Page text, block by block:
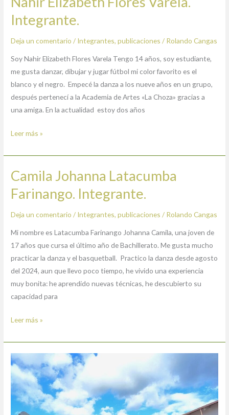
Integrante.
Deja un comentario / Integrantes,publicaciones / Rolando Cangas
Soy Nahir Elizabeth Flores Varela Tengo 14 años, soy estudiante,
me gusta danzar, dibujar y jugar fútbol mi color favorito es el
blanco y el negro. Empecé la danza a los nueve años en un grupo,
después pertenecí a la Academia de Artes «La Choza» gracias a
una amiga. En la actualidad estoy dos años
Leer más »
Camila Johanna Latacumba
Farinango. Integrante.
Deja un comentario / Integrantes,publicaciones / Rolando Cangas
Mi nombre es Latacumba Farinango Johanna Camila, una joven de
17 años que cursa el último año de Bachillerato. Me gusta mucho
practicar la danza y el basquetball. Practico la danza desde agosto
del 2024, aun que llevo poco tiempo, he vivido una experiencia
muy bonita: he aprendido nuevas técnicas, he descubierto su
capacidad para
Camila
Latacumba
Farinango.
Leer más »
Nathaly
Angelica
Pusda
Aguirre.
Integrante.